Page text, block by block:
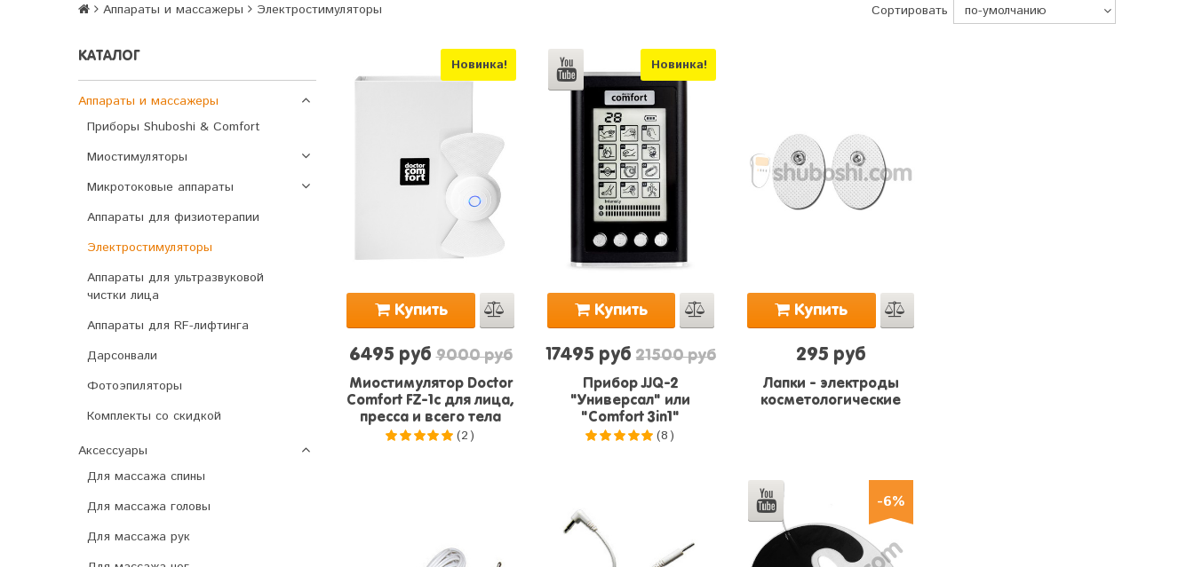
Аппараты и массажеры Электростимуляторы Сортировать
КАТАЛОГ
Аппараты и массажеры
Приборы Shuboshi & Comfort
Миостимуляторы
Микротоковые аппараты
Аппараты для физиотерапии
Электростимуляторы
Аппараты для ультразвуковой
чистки лица
Аппараты для RF-лифтинга
Дарсонвали
Фотоэпиляторы
Комплекты со скидкой
Аксессуары
Для массажа спины
Для массажа головы
Для массажа рук
Новинка!
Купить
6495 руб9000 руб
Миостимулятор Doctor
Comfort FZ-1c для лица,
пресса и всего тела
(2)
Новинка!
Купить
17495 руб 21500 руб
Прибор JJQ-2
"Универсал" или
"Comfort 3in1"
(8)
Купить
295 руб
Лапки - электроды
косметологические
-6%